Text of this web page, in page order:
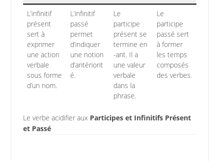
L’infinitif
présent
sert à
exprimer
une action
verbale
sous forme
d’un nom.
L’infinitif
passé
permet
d’indiquer
une notion
d’antériorit
é.
Le
participe
présent se
termine en
-ant. Il a
une valeur
verbale
dans la
phrase.
Le
participe
passé sert
à former
les temps
composés
des verbes.
Le verbe acidifier aux Participes et Infinitifs Présent
et Passé